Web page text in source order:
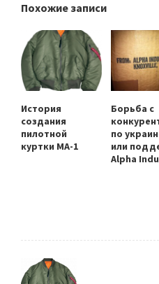
Похожие записи
История
создания
пилотной
куртки МА-1
Борьба с
по
или
Alpha